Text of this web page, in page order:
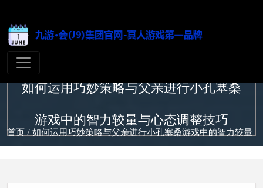
如何运用巧妙策略与父亲进行小孔塞桑
游戏中的智力较量与心态调整技巧
首页 / 如何运用巧妙策略与父亲进行小孔塞桑游戏中的智力较量
与心态调整技巧